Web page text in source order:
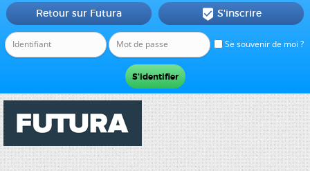
Se souvenir de moi ?
Retour sur Futura  S'inscrire